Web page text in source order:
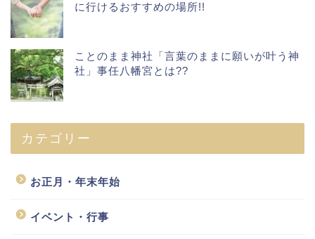
に行けるおすすめの場所!!
ことのまま神社「言葉のままに願いが叶う神
社」事任八幡宮とは??
カテゴリー
お正月・年末年始
イベント・行事